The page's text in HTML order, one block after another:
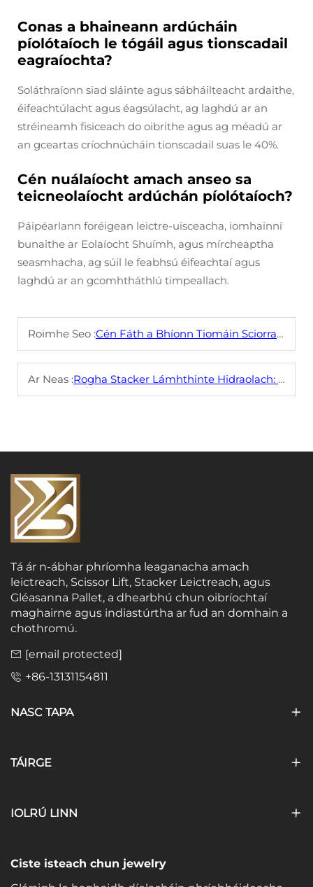
Conas a bhaineann ardúcháin
píolótaíoch le tógáil agus tionscadail
eagraíochta?
Soláthraíonn siad sláinte agus sábháilteacht ardaithe,
éifeachtúlacht agus éagsúlacht, ag laghdú ar an
stréineamh fisiceach do oibrithe agus ag méadú ar
an gceartas críochnúcháin tionscadail suas le 40%.
Cén nuálaíocht amach anseo sa
teicneolaíocht ardúchán píolótaíoch?
Páipéarlann foréigean leictre-uisceacha, iomhainní
bunaithe ar Eolaíocht Shuímh, agus mírcheaptha
seasmhacha, ag súil le feabhsú éifeachtaí agus
laghdú ar an gcomhtháthlú timpeallach.
Roimhe Seo :Cén Fáth a Bhíonn Tiomáin Sciorra Hidreolacha Tábhachtach do Thógáil an Tionscalda
Ar Neas :Rogha Stacker Lámhthinte Hidraolach: Breithneúis agus Míbreithneúis
Tá ár n-ábhar phríomha leaganacha amach
leictreach, Scissor Lift, Stacker Leictreach, agus
Gléasanna Pallet, a dhearbhú chun oibríochtaí
maghairne agus indiastúrtha ar fud an domhain a
chothromú.
[email protected]
+86-13131154811
NASC TAPA
TÁIRGE
IOLRÚ LINN
Ciste isteach chun jewelry